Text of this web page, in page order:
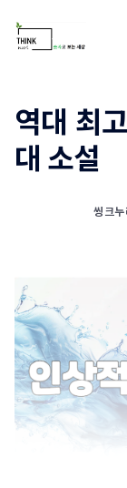
역대 최
대 소설
씽크누